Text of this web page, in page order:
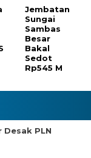
Jembatan
Sungai
Sambas
Besar
Bakal
Sedot
Rp545 M
PLN